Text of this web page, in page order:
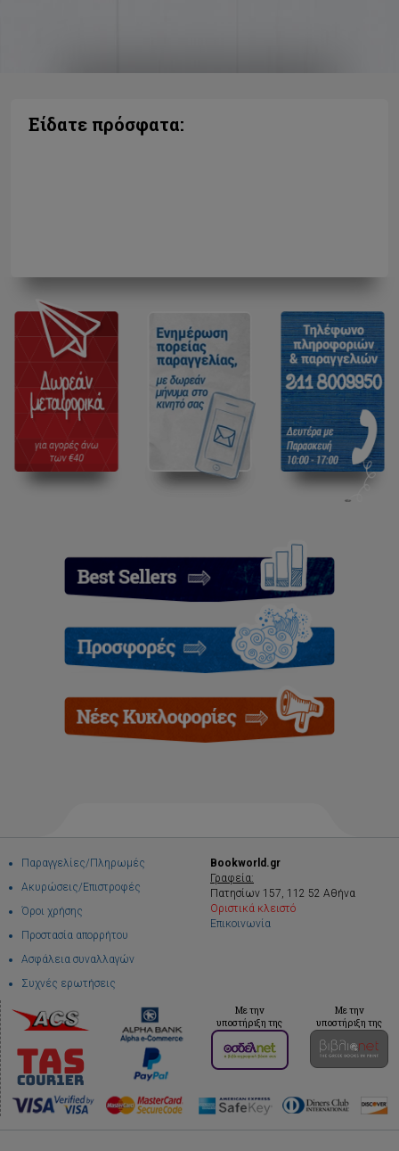
Είδατε πρόσφατα:
Παραγγελίες/Πληρωμές
Ακυρώσεις/Επιστροφές
Όροι χρήσης
Προστασία απορρήτου
Ασφάλεια συναλλαγών
Συχνές ερωτήσεις
Bookworld.gr
Γραφεία:
Πατησίων 157, 112 52 Αθήνα
Οριστικά κλειστό
Επικοινωνία
Με την
υποστήριξη της
Με την
υποστήριξη της